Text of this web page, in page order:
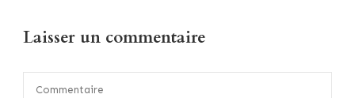
Laisser un commentaire